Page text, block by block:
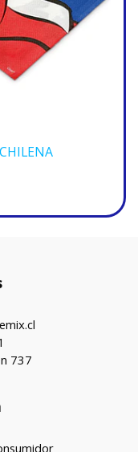
737